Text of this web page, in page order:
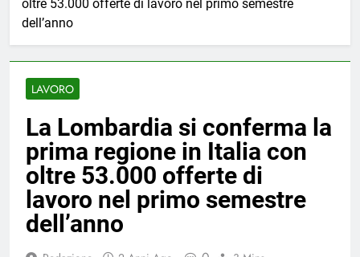
oltre 53.000 offerte di lavoro nel primo semestre
dell’anno
LAVORO
La Lombardia si conferma la
prima regione in Italia con
oltre 53.000 offerte di
lavoro nel primo semestre
dell’anno